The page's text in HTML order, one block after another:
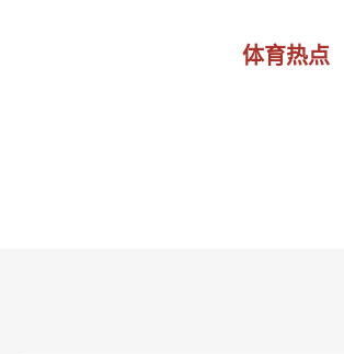
体育热点